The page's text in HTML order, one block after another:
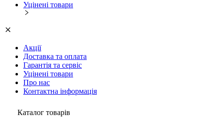
Уцінені товари
Акції
Доставка та оплата
Гарантія та сервіс
Уцінені товари
Про нас
Контактна інформація
Каталог товарів